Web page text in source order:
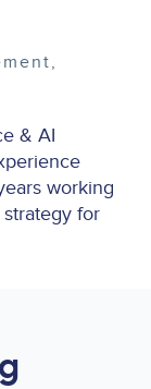
& AI
working
for